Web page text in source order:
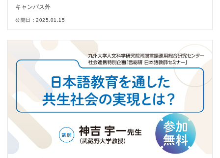
キャンパス外
公開日：2025.01.15